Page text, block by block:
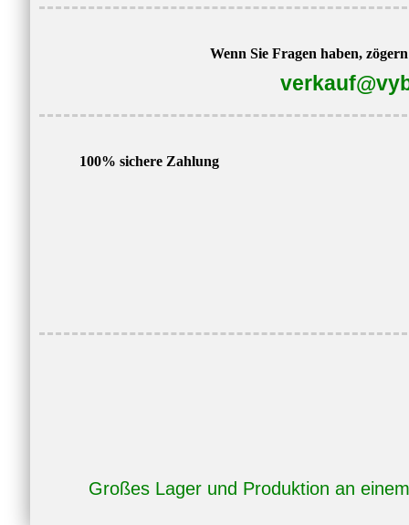
Wenn Sie Fragen haben,
100% sichere Zahlung
Großes Lager und Produktion an